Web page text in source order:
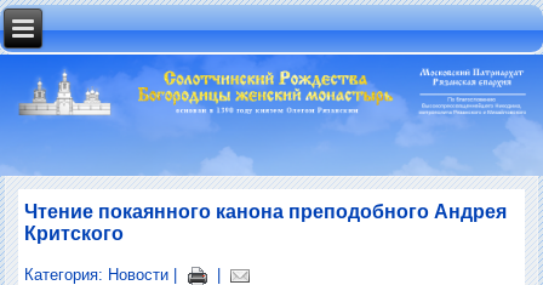
Чтение покаянного канона преподобного Андрея
Критского
Категория: Новости